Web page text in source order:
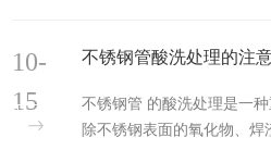
不锈钢管酸洗处理的注
不锈钢管 的酸洗处理是一
除不锈钢表面的氧化物、
10-
15